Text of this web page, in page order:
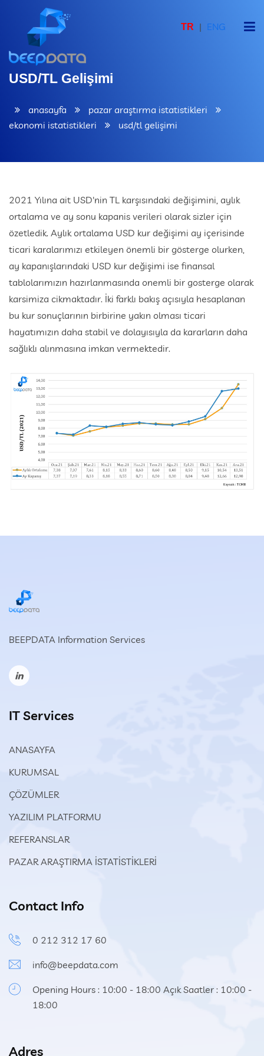
TR | ENG
ANASAYFA
YAZILIM PLATFORMU
PAZAR ARAŞTIRMA İSTATİSTİKLERİ
İLETİŞİM
USD/TL Gelişimi
anasayfa
pazar araştırma istatistikleri
ekonomi istatistikleri
usd/tl gelişimi
2021 Yılına ait USD'nin TL karşısındaki değişimini, aylık
ortalama ve ay sonu kapanis verileri olarak sizler için
özetledik. Aylık ortalama USD kur değişimi ay içerisinde
ticari karalarımızı etkileyen önemli bir gösterge olurken,
ay kapanışlarındaki USD kur değişimi ise finansal
tablolarımızın hazırlanmasında onemli bir gosterge olarak
karsimiza cikmaktadır. İki farklı bakış açısıyla hesaplanan
bu kur sonuçlarının birbirine yakın olması ticari
hayatımızın daha stabil ve dolayısıyla da kararların daha
sağlıklı alınmasına imkan vermektedir.
BEEPDATA Information Services
IT Services
ANASAYFA
KURUMSAL
ÇÖZÜMLER
YAZILIM PLATFORMU
REFERANSLAR
PAZAR ARAŞTIRMA İSTATİSTİKLERİ
Contact Info
0 212 312 17 60
info@beepdata.com
Opening Hours : 10:00 - 18:00 Açık Saatler : 10:00 -
18:00
Adres